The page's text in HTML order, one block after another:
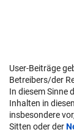
User-Beiträge
Betreibers/der
In diesem Sinne
Inhalten in
insbesondere
Sitten oder der